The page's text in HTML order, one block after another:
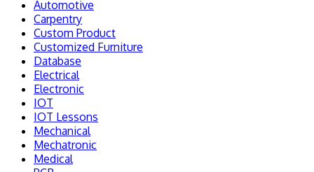
Automotive
Carpentry
Custom Product
Customized Furniture
Database
Electrical
Electronic
IOT
IOT Lessons
Mechanical
Mechatronic
Medical